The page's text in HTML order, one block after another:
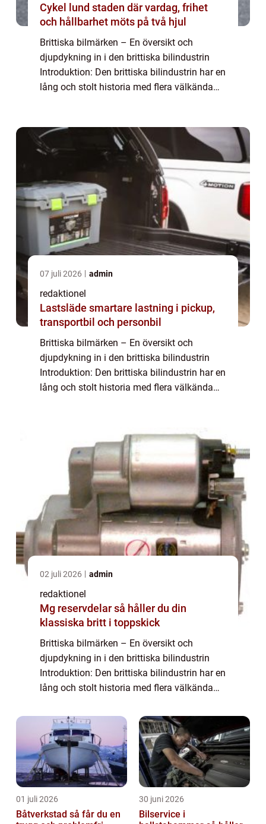
Cykel lund staden där vardag, frihet
och hållbarhet möts på två hjul
Brittiska bilmärken – En översikt och
djupdykning in i den brittiska bilindustrin
Introduktion: Den brittiska bilindustrin har en
lång och stolt historia med flera välkända
07 juli 2026 admin
redaktionel
Lastsläde smartare lastning i pickup,
transportbil och personbil
Brittiska bilmärken – En översikt och
djupdykning in i den brittiska bilindustrin
Introduktion: Den brittiska bilindustrin har en
lång och stolt historia med flera välkända
02 juli 2026 admin
redaktionel
Mg reservdelar så håller du din
klassiska britt i toppskick
Brittiska bilmärken – En översikt och
djupdykning in i den brittiska bilindustrin
Introduktion: Den brittiska bilindustrin har en
lång och stolt historia med flera välkända
världen. I denna artikel ko...
01 juli 2026
Båtverkstad så får du en
30 juni 2026
Bilservice i